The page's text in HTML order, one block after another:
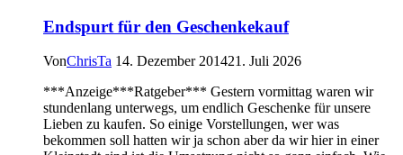
Endspurt für den Geschenkekauf
VonChrisTa 14. Dezember 201421. Juli 2026
***Anzeige***Ratgeber*** Gestern vormittag waren wir
stundenlang unterwegs, um endlich Geschenke für unsere
Lieben zu kaufen. So einige Vorstellungen, wer was
bekommen soll hatten wir ja schon aber da wir hier in einer